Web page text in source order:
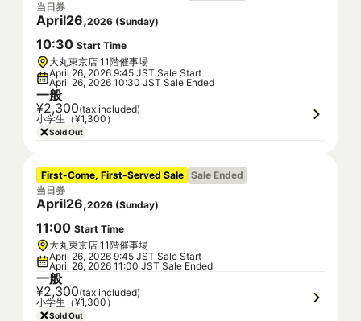
当日券
April26,2026 (Sunday)
10:30 Start Time
大丸東京店 11階催事場
April 26, 2026 9:45 JST Sale Start
April 26, 2026 10:30 JST Sale Ended
一般
¥2,300(tax included)
小学生（¥1,300）
Sold Out
First-Come, First-Served Sale Sale Ended
当日券
April26,2026 (Sunday)
11:00 Start Time
大丸東京店 11階催事場
April 26, 2026 9:45 JST Sale Start
April 26, 2026 11:00 JST Sale Ended
一般
¥2,300(tax included)
小学生（¥1,300）
Sold Out